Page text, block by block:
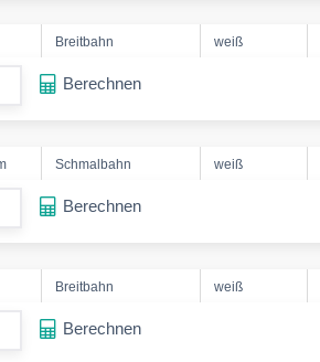
Breitbahn weiß
amount
Berechnen
Schmalbahn weiß
amount
Berechnen
Breitbahn weiß
amount
Berechnen